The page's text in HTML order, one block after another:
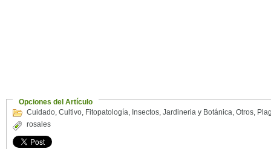
Opciones del Artículo
Cuidado, Cultivo, Fitopatología, Insectos, Jardineria y Botánica, Otros,
rosales